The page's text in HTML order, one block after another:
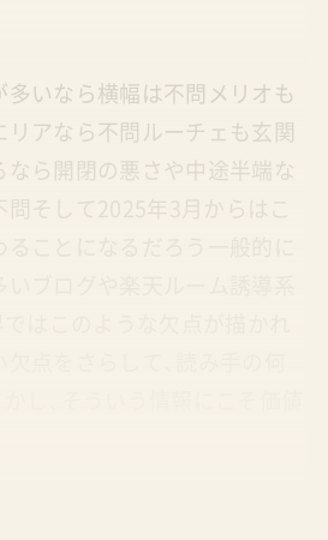
多いなら横幅は不問メリオも
リアなら不問ルーチェも玄関
なら開閉の悪さや中途半端な